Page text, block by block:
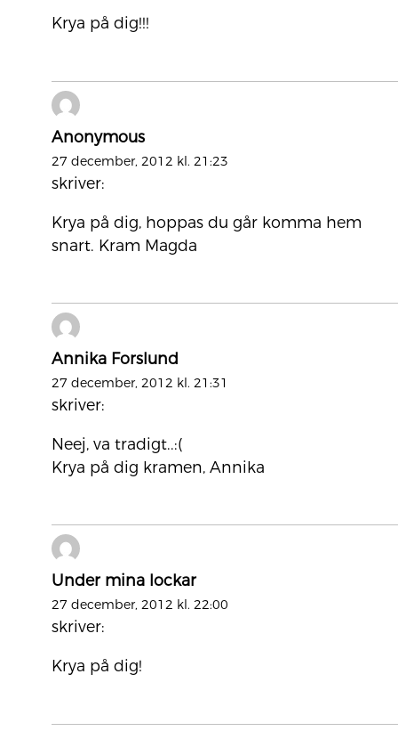
Krya på dig!!!
Anonymous
27 december, 2012 kl. 21:23
skriver:
Krya på dig, hoppas du går komma hem
snart. Kram Magda
Annika Forslund
27 december, 2012 kl. 21:31
skriver:
Neej, va tradigt..:(
Krya på dig kramen, Annika
Under mina lockar
27 december, 2012 kl. 22:00
skriver:
Krya på dig!